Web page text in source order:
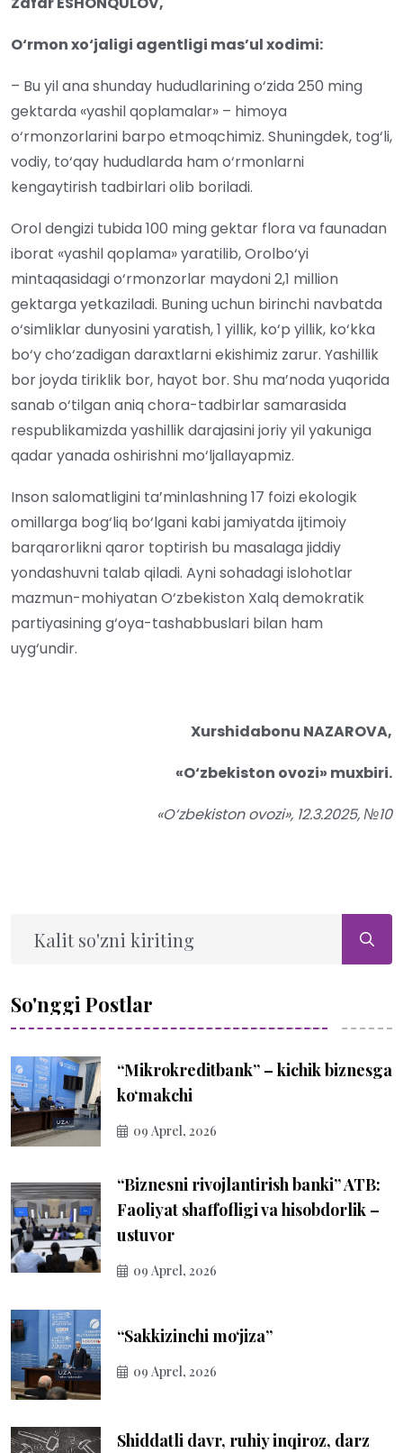
O‘rmon xo‘jaligi agentligi mas’ul xodimi:
– Bu yil ana shunday hududlarining o‘zida 250 ming
gektarda «yashil qoplamalar» – himoya
o‘rmonzorlarini barpo etmoqchimiz. Shuningdek, tog‘li,
vodiy, to‘qay hududlarda ham o‘rmonlarni
kengaytirish tadbirlari olib boriladi.
Orol dengizi tubida 100 ming gektar flora va faunadan
iborat «yashil qoplama» yaratilib, Orolbo‘yi
mintaqasidagi o‘rmonzorlar maydoni 2,1 million
gektarga yetkaziladi. Buning uchun birinchi navbatda
o‘simliklar dunyosini yaratish, 1 yillik, ko‘p yillik, ko‘kka
bo‘y cho‘zadigan daraxtlarni ekishimiz zarur. Yashillik
bor joyda tiriklik bor, hayot bor. Shu ma’noda yuqorida
sanab o‘tilgan aniq chora-tadbirlar samarasida
respublikamizda yashillik darajasini joriy yil yakuniga
qadar yanada oshirishni mo‘ljallayapmiz.
Inson salomatligini ta’minlashning 17 foizi ekologik
omillarga bog‘liq bo‘lgani kabi jamiyatda ijtimoiy
barqarorlikni qaror toptirish bu masalaga jiddiy
yondashuvni talab qiladi. Ayni sohadagi islohotlar
mazmun-mohiyatan O‘zbekiston Xalq demokratik
partiyasining g‘oya-tashabbuslari bilan ham
uyg‘undir.
Xurshidabonu NAZAROVA,
«O‘zbekiston ovozi» muxbiri.
«O‘zbekiston ovozi», 12.3.2025, №10
So'nggi Postlar
“Mikrokreditbank” – kichik biznesga
ko‘makchi
09 Aprel, 2026
“Biznesni rivojlantirish banki” ATB:
Faoliyat shaffofligi va hisobdorlik –
ustuvor
09 Aprel, 2026
“Sakkizinchi mo‘jiza”
09 Aprel, 2026
Shiddatli davr, ruhiy inqiroz, darz